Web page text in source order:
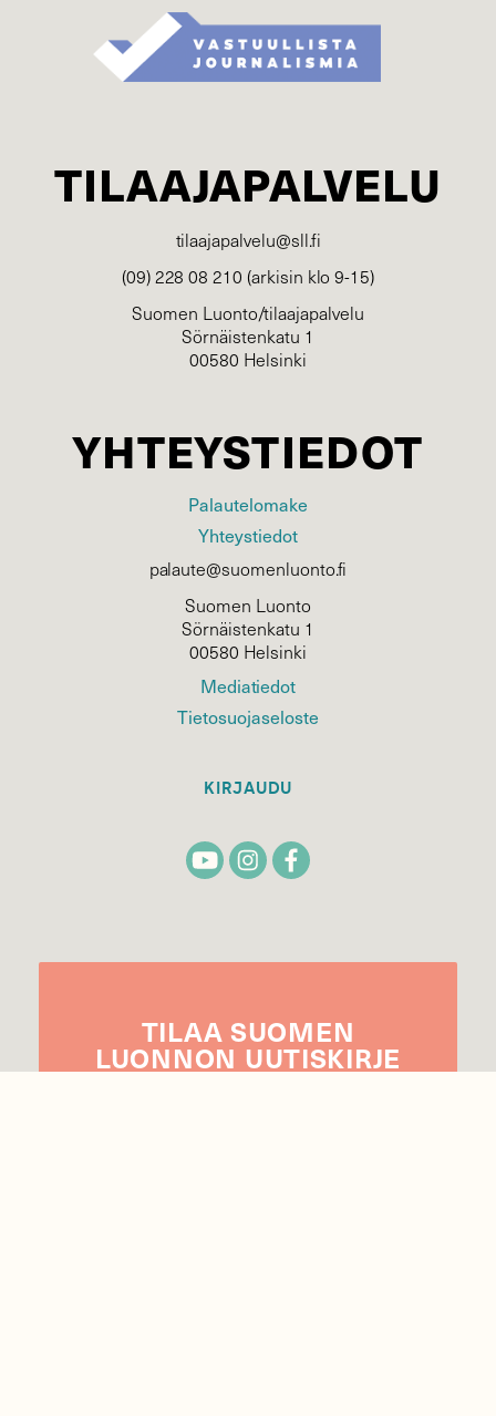
TILAAJAPALVELU
tilaajapalvelu@sll.fi
(09) 228 08 210 (arkisin klo 9-15)
Suomen Luonto/tilaajapalvelu
Sörnäistenkatu 1
00580 Helsinki
YHTEYSTIEDOT
Palautelomake
Yhteystiedot
palaute@suomenluonto.fi
Suomen Luonto
Sörnäistenkatu 1
00580 Helsinki
Mediatiedot
Tietosuojaseloste
KIRJAUDU
TILAA SUOMEN
LUONNON UUTIS­KIRJE